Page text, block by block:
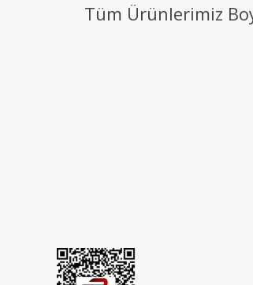
Tüm Ürünlerimiz